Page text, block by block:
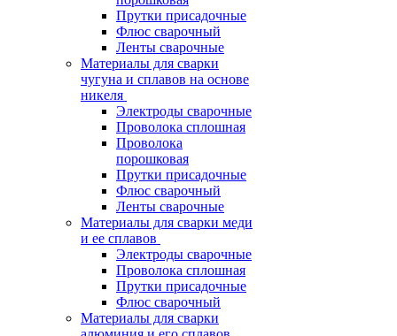
Прутки присадочные
Флюс сварочный
Ленты сварочные
Материалы для сварки
чугуна и сплавов на основе
никеля
Электроды сварочные
Проволока сплошная
Проволока
порошковая
Прутки присадочные
Флюс сварочный
Ленты сварочные
Материалы для сварки меди
и ее сплавов
Электроды сварочные
Проволока сплошная
Прутки присадочные
Флюс сварочный
Материалы для сварки